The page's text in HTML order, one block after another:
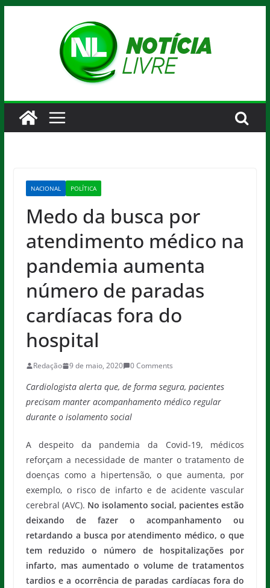
NACIONAL POLÍTICA
Medo da busca por
atendimento médico na
pandemia aumenta
número de paradas
cardíacas fora do
hospital
Redação 9 de maio, 2020 0 Comments
Cardiologista alerta que, de forma segura, pacientes
precisam manter acompanhamento médico regular
durante o isolamento social
A despeito da pandemia da Covid-19, médicos
reforçam a necessidade de manter o tratamento de
doenças como a hipertensão, o que aumenta, por
exemplo, o risco de infarto e de acidente vascular
cerebral (AVC). No isolamento social, pacientes estão
deixando de fazer o acompanhamento ou
retardando a busca por atendimento médico, o que
tem reduzido o número de hospitalizações por
infarto, mas aumentado o volume de tratamentos
tardios e a ocorrência de paradas cardíacas fora do